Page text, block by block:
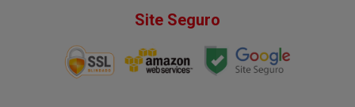
Site Seguro